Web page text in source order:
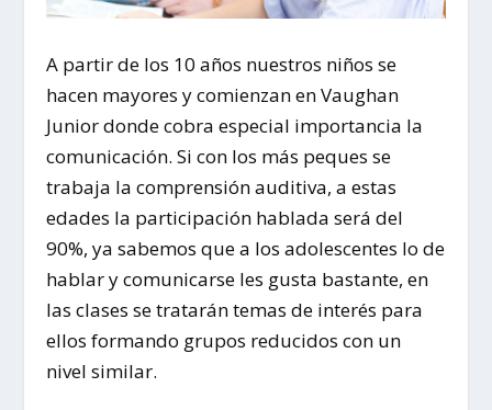
A partir de los 10 años nuestros niños se
hacen mayores y comienzan en Vaughan
Junior donde cobra especial importancia la
comunicación. Si con los más peques se
trabaja la comprensión auditiva, a estas
edades la participación hablada será del
90%, ya sabemos que a los adolescentes lo de
hablar y comunicarse les gusta bastante, en
las clases se tratarán temas de interés para
ellos formando grupos reducidos con un
nivel similar.